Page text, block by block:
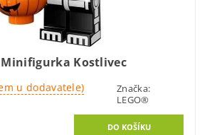
Minifigurka Kostlivec
u dodavatele)
Značka:
LEGO®